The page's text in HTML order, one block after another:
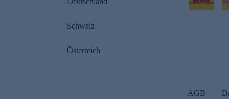
Schweiz
Österreich
AGB